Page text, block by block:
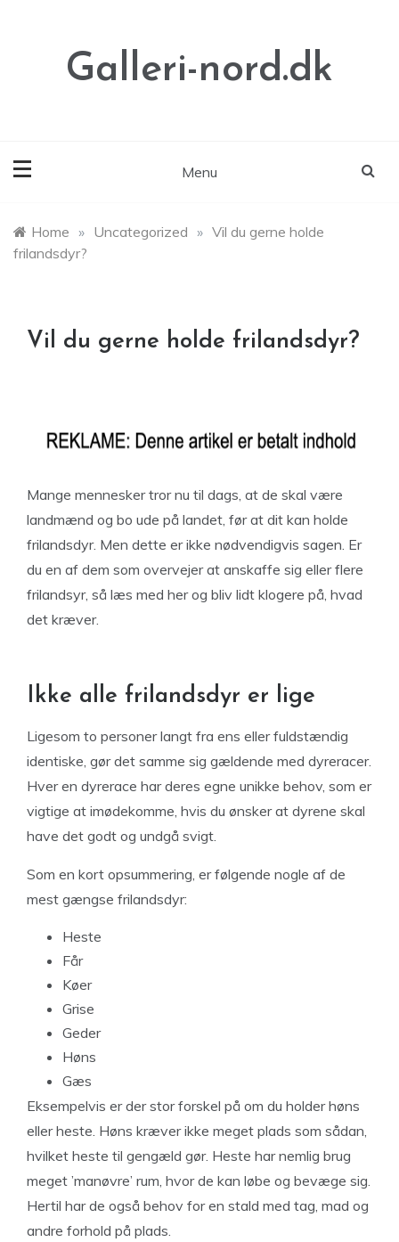
Galleri-nord.dk
Menu
Home » Uncategorized » Vil du gerne holde
frilandsdyr?
Vil du gerne holde frilandsdyr?
Mange mennesker tror nu til dags, at de skal være
landmænd og bo ude på landet, før at dit kan holde
frilandsdyr. Men dette er ikke nødvendigvis sagen. Er
du en af dem som overvejer at anskaffe sig eller flere
frilandsyr, så læs med her og bliv lidt klogere på, hvad
det kræver.
Ikke alle frilandsdyr er lige
Ligesom to personer langt fra ens eller fuldstændig
identiske, gør det samme sig gældende med dyreracer.
Hver en dyrerace har deres egne unikke behov, som er
vigtige at imødekomme, hvis du ønsker at dyrene skal
have det godt og undgå svigt.
Som en kort opsummering, er følgende nogle af de
mest gængse frilandsdyr:
Heste
Får
Køer
Grise
Geder
Høns
Gæs
Eksempelvis er der stor forskel på om du holder høns
eller heste. Høns kræver ikke meget plads som sådan,
hvilket heste til gengæld gør. Heste har nemlig brug
meget ’manøvre’ rum, hvor de kan løbe og bevæge sig.
Hertil har de også behov for en stald med tag, mad og
andre forhold på plads.